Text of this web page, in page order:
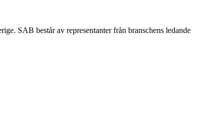
SAB består av representanter från branschens ledande